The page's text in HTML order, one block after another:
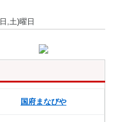
,土)曜日
国府まなびや